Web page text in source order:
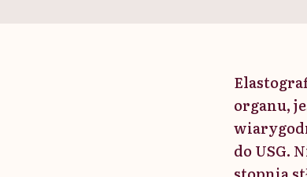
organu,
do USG.